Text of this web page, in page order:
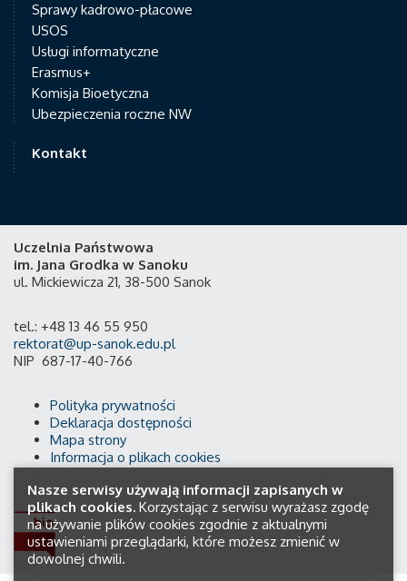
Sprawy kadrowo-płacowe
USOS
Usługi informatyczne
Erasmus+
Komisja Bioetyczna
Ubezpieczenia roczne NW
Kontakt
Uczelnia Państwowa
im. Jana Grodka w Sanoku
ul. Mickiewicza 21, 38-500 Sanok
tel.: +48 13 46 55 950
rektorat@up-sanok.edu.pl
NIP 687-17-40-766
Polityka prywatności
Deklaracja dostępności
Mapa strony
Informacja o plikach cookies
Nasze serwisy używają informacji zapisanych w
plikach cookies. Korzystając z serwisu wyrażasz zgodę
na używanie plików cookies zgodnie z aktualnymi
ustawieniami przeglądarki, które możesz zmienić w
dowolnej chwili.